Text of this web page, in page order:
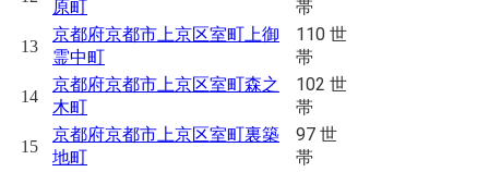
原町
帯
13
京都府京都市上京区室町上御
霊中町
110 世
帯
14
京都府京都市上京区室町森之
木町
102 世
帯
15
京都府京都市上京区室町裏築
地町
97 世
帯